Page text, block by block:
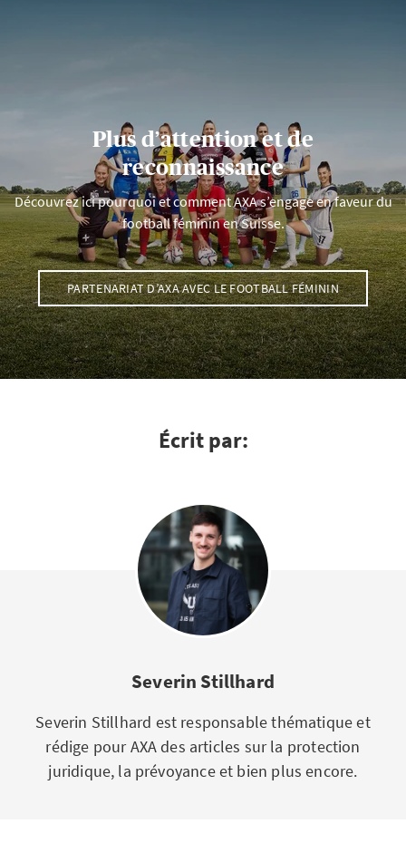
Plus d’attention et de
reconnaissance
Découvrez ici pourquoi et comment AXA s’engage en faveur du
football féminin en Suisse.
PARTENARIAT D’AXA AVEC LE FOOTBALL FÉMININ
Écrit par:
Severin Stillhard
Severin Stillhard est responsable thématique et
rédige pour AXA des articles sur la protection
juridique, la prévoyance et bien plus encore.